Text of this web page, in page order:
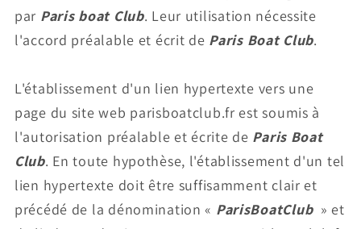
par Paris boat Club. Leur utilisation nécessite
l'accord préalable et écrit de Paris Boat Club.
L'établissement d'un lien hypertexte vers une
page du site web parisboatclub.fr est soumis à
l'autorisation préalable et écrite de Paris Boat
Club. En toute hypothèse, l'établissement d'un tel
lien hypertexte doit être suffisamment clair et
précédé de la dénomination « ParisBoatClub» et